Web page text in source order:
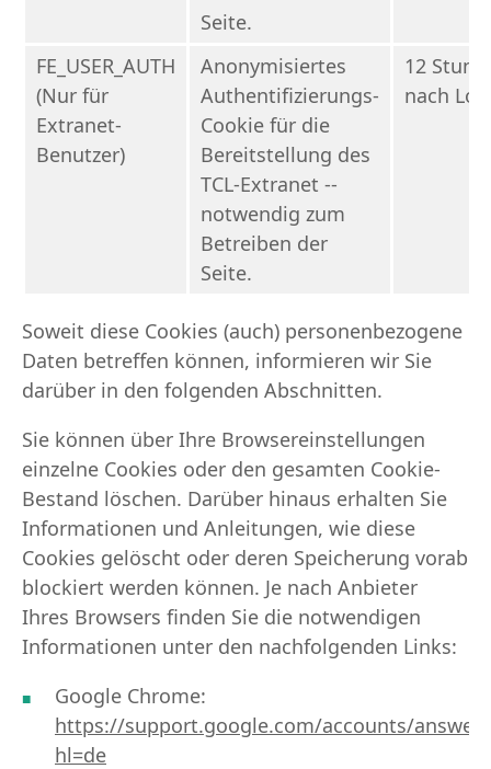
Seite.
FE_USER_AUTH
(Nur für
Extranet-
Benutzer)
Anonymisiertes
Authentifizierungs-
Cookie für die
Bereitstellung des
TCL-Extranet --
notwendig zum
Betreiben der
Seite.
12
nach
Soweit diese Cookies (auch) personenbezogene
Daten betreffen können, informieren wir Sie
darüber in den folgenden Abschnitten.
Sie können über Ihre Browsereinstellungen
einzelne Cookies oder den gesamten Cookie-
Bestand löschen. Darüber hinaus erhalten Sie
Informationen und Anleitungen, wie diese
Cookies gelöscht oder deren Speicherung vorab
blockiert werden können. Je nach Anbieter
Ihres Browsers finden Sie die notwendigen
Informationen unter den nachfolgenden Links:
Google Chrome:
https://support.google.com/accounts/answer/
hl=de